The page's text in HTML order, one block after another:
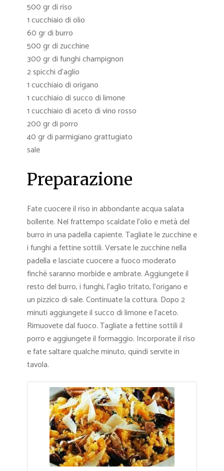
500 gr di riso
1 cucchiaio di olio
60 gr di burro
500 gr di zucchine
300 gr di funghi champignon
2 spicchi d’aglio
1 cucchiaio di origano
1 cucchiaio di succo di limone
1 cucchiaio di aceto di vino rosso
200 gr di porro
40 gr di parmigiano grattugiato
sale
Preparazione
Fate cuocere il riso in abbondante acqua salata
bollente. Nel frattempo scaldate l’olio e metà del
burro in una padella capiente. Tagliate le zucchine e
i funghi a fettine sottili. Versate le zucchine nella
padella e lasciate cuocere a fuoco moderato
finchè saranno morbide e ambrate. Aggiungete il
resto del burro, i funghi, l’aglio tritato, l’origano e
un pizzico di sale. Continuate la cottura. Dopo 2
minuti aggiungete il succo di limone e l’aceto.
Rimuovete dal fuoco. Tagliate a fettine sottili il
porro e aggiungete il formaggio. Incorporate il riso
e fate saltare qualche minuto, quindi servite in
tavola.